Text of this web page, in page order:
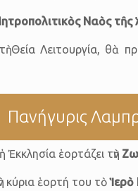
Ναὸς
Λειτουργία, θὰ
Πανήγυρις
ἑορτάζει τὴν
κύρια ἑορτή του τὸἹερὸ